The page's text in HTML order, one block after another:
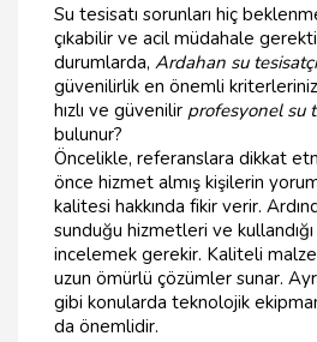
Su tesisatı sorunları hiç
çıkabilir ve acil müdahale
durumlarda, Ardahan su
güvenilirlik en önemli kriterleriniz
hızlı ve güvenilir profesyonel su
bulunur?
Öncelikle, referanslara dikkat
önce hizmet almış kişilerin
kalitesi hakkında fikir verir.
sunduğu hizmetleri ve
incelemek gerekir. Kaliteli
uzun ömürlü çözümler sunar.
gibi konularda teknolojik
da önemlidir.